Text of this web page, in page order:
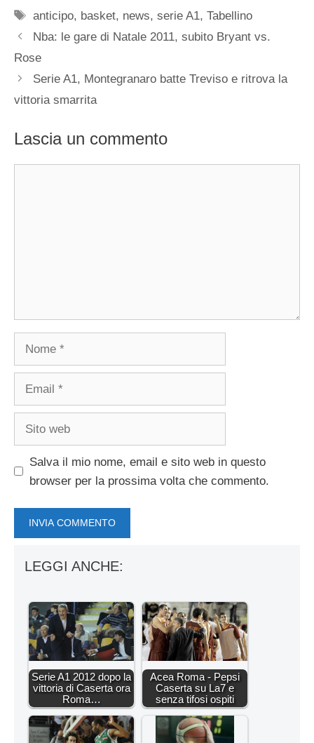
Tag
anticipo, basket, news,serie A1,Tabellino
Nba: le gare di Natale 2011, subito Bryant vs.
Rose
Serie A1, Montegranaro batte Treviso e ritrova la
vittoria smarrita
Lascia un commento
Salva il mio nome, email e sito web in questo
browser per la prossima volta che commento.
LEGGI ANCHE:
Serie A1 2012 dopo la
vittoria di Caserta ora
Roma…
Acea Roma - Pepsi
Caserta su La7 e
senza tifosi ospiti